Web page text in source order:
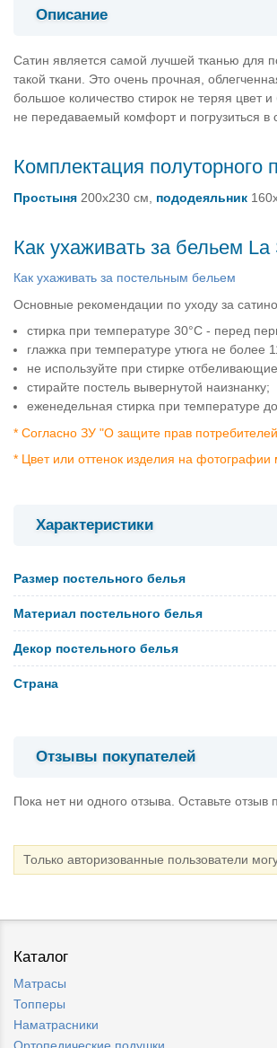
Описание
Сатин является самой лучшей тканью для
такой ткани. Это очень прочная,
большое количество стирок не теряя цвет
не передаваемый комфорт и погрузиться в
Комплектация полуторного
Простыня 200х230 см, пододеяльник
Как ухаживать за бельем
Как ухаживать за постельным бельем
Основные рекомендации по уходу за
стирка при температуре 30°C - перед
глажка при температуре утюга не более
не используйте при стирке
стирайте постель вывернутой наизнанку;
еженедельная стирка при температуре до
* Согласно ЗУ "О защите прав
* Цвет или оттенок изделия на фотографии
Характеристики
Размер постельного белья
Материал постельного белья
Декор постельного белья
Страна
Отзывы покупателей
Пока нет ни одного отзыва. Оставьте отзыв
Только авторизованные пользователи
Каталог
Матрасы
Топперы
Наматрасники
Ортопедические подушки